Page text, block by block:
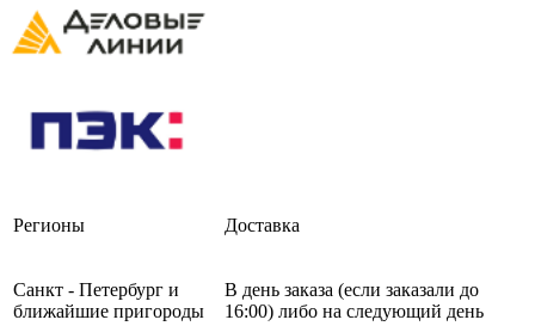
Регионы Доставка
Санкт - Петербург и
ближайшие пригороды
В день заказа (если заказали до
16:00) либо на следующий день